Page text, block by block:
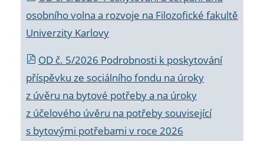
osobního volna a rozvoje na Filozofické fakultě
Univerzity Karlovy
OD č. 5/2026 Podrobnosti k poskytování
příspěvku ze sociálního fondu na úroky
z úvěru na bytové potřeby a na úroky
z účelového úvěru na potřeby související
s bytovými potřebami v roce 2026